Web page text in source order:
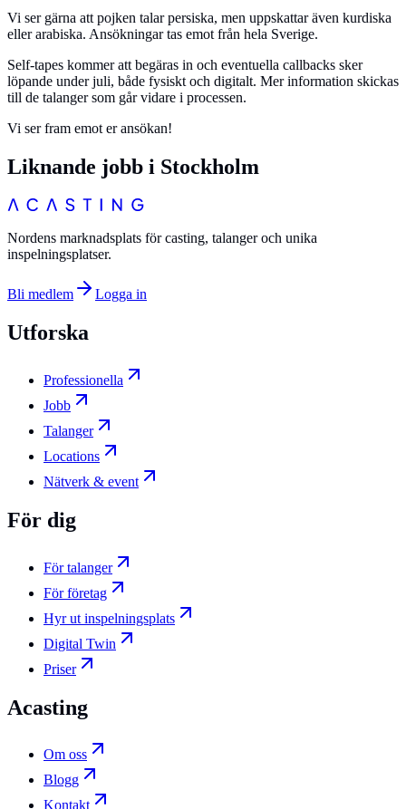
Vi ser gärna att pojken talar persiska, men uppskattar även kurdiska
eller arabiska. Ansökningar tas emot från hela Sverige.
Self-tapes kommer att begäras in och eventuella callbacks sker
löpande under juli, både fysiskt och digitalt. Mer information skickas
till de talanger som går vidare i processen.
Vi ser fram emot er ansökan!
Liknande jobb i Stockholm
Nordens marknadsplats för casting, talanger och unika
inspelningsplatser.
Bli medlem Logga in
Utforska
Professionella
Jobb
Talanger
Locations
Nätverk & event
För dig
För talanger
För företag
Hyr ut inspelningsplats
Digital Twin
Priser
Acasting
Om oss
Blogg
Kontakt